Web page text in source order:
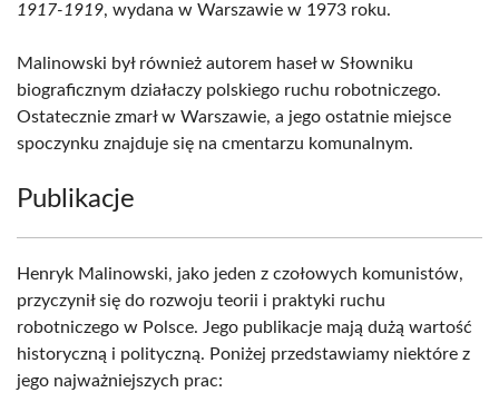
1917-1919, wydana w Warszawie w 1973 roku.
Malinowski był również autorem haseł w Słowniku
biograficznym działaczy polskiego ruchu robotniczego.
Ostatecznie zmarł w Warszawie, a jego ostatnie miejsce
spoczynku znajduje się na cmentarzu komunalnym.
Publikacje
Henryk Malinowski, jako jeden z czołowych komunistów,
przyczynił się do rozwoju teorii i praktyki ruchu
robotniczego w Polsce. Jego publikacje mają dużą wartość
historyczną i polityczną. Poniżej przedstawiamy niektóre z
jego najważniejszych prac: